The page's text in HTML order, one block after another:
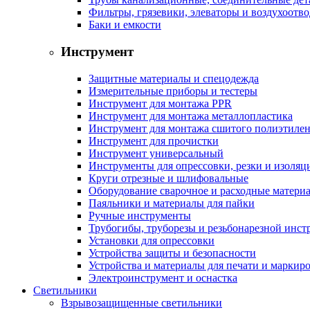
Фильтры, грязевики, элеваторы и
Баки и емкости
Инструмент
Защитные материалы и спецодежда
Измерительные приборы и тестеры
Инструмент для монтажа PPR
Инструмент для монтажа металлопластика
Инструмент для монтажа сшитого
Инструмент для прочистки
Инструмент универсальный
Инструменты для опрессовки, резки и
Круги отрезные и шлифовальные
Оборудование сварочное и расходные
Паяльники и материалы для пайки
Ручные инструменты
Трубогибы, труборезы и резьбонарезной
Установки для опрессовки
Устройства защиты и безопасности
Устройства и материалы для печати и
Электроинструмент и оснастка
Светильники
Взрывозащищенные светильники